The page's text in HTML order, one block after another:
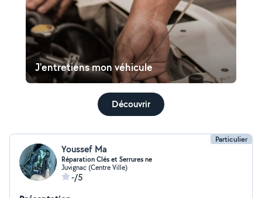
J'entretiens mon véhicule
Découvrir
Particulier
Youssef Ma
Réparation Clés et Serrures ne
Juvignac (Centre Ville)
-/5